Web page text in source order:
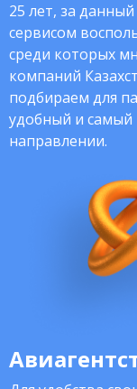
25 лет, за
сервисом
среди которых
компаний
подбираем для
удобный и
направлении.